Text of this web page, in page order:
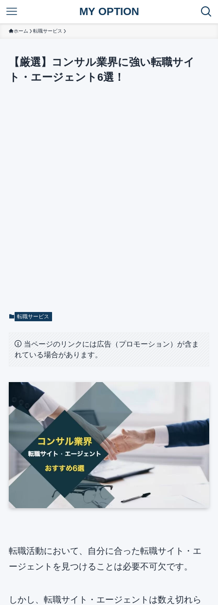
MY OPTION
ホーム 転職サービス
【厳選】コンサル業界に強い転職サイ
ト・エージェント6選！
転職サービス
当ページのリンクには広告（プロモーション）が含ま
れている場合があります。
転職活動において、自分に合った転職サイト・エ
ージェントを見つけることは必要不可欠です。
しかし、転職サイト・エージェントは数え切れら